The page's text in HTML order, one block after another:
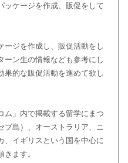
ッケージを作成、販促をして
ージを作成し、販促活動をし
ーン生の情報なども参考にし
果的な販促活動を進めて欲し
ム」内で掲載する留学にまつ
ブ島）、オーストラリア、ニ
、イギリスという国を中心に
ます。